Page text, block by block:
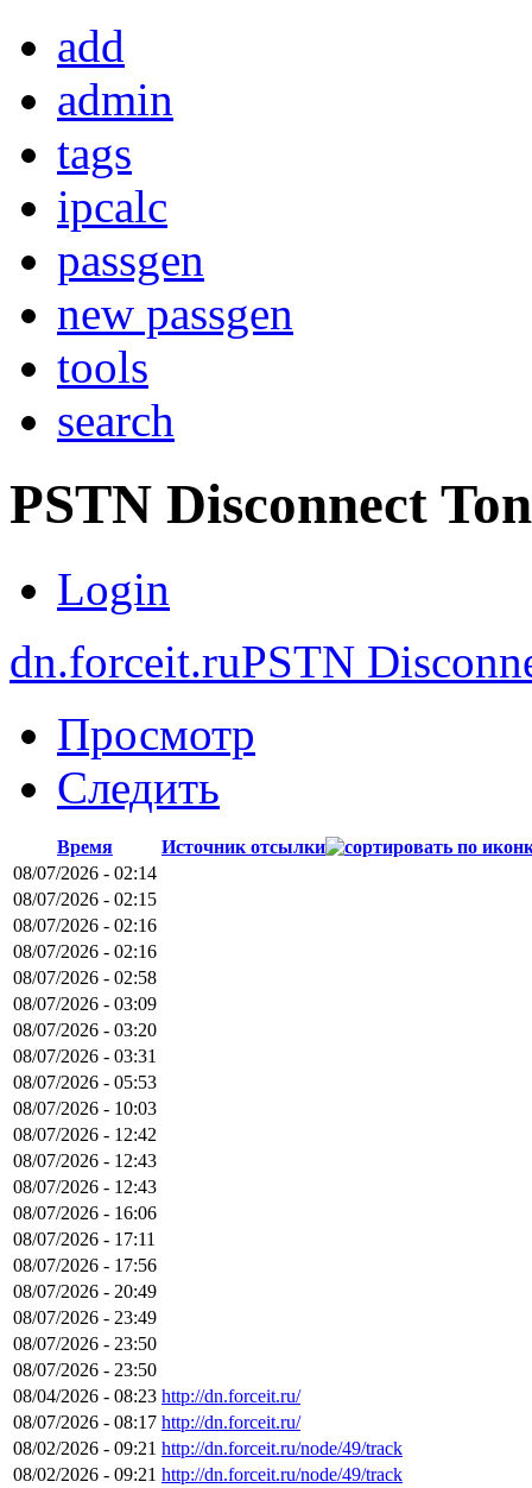
add
admin
tags
ipcalc
passgen
new passgen
tools
search
PSTN Disconnect
Login
dn.forceit.ruPSTN
Просмотр
Следить
Время
Источник отсылки
08/07/2026 - 02:14
08/07/2026 - 02:15
08/07/2026 - 02:16
08/07/2026 - 02:16
08/07/2026 - 02:58
08/07/2026 - 03:09
08/07/2026 - 03:20
08/07/2026 - 03:31
08/07/2026 - 05:53
08/07/2026 - 10:03
08/07/2026 - 12:42
08/07/2026 - 12:43
08/07/2026 - 12:43
08/07/2026 - 16:06
08/07/2026 - 17:11
08/07/2026 - 17:56
08/07/2026 - 20:49
08/07/2026 - 23:49
08/07/2026 - 23:50
08/07/2026 - 23:50
08/04/2026 - 08:23 http://dn.forceit.ru/
08/07/2026 - 08:17 http://dn.forceit.ru/
08/02/2026 - 09:21 http://dn.forceit.ru/node/49/track
08/02/2026 - 09:21 http://dn.forceit.ru/node/49/track